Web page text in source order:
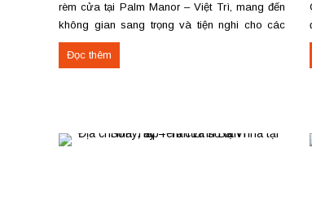
rèm cửa tại Palm Manor – Việt Trì, mang đến
không gian sang trọng và tiện nghi cho các
căn hộ cao cấp. Các hạng mục rèm đã thi
công Rèm vải thô cao cấp may định hình hấp
Đọc thêm